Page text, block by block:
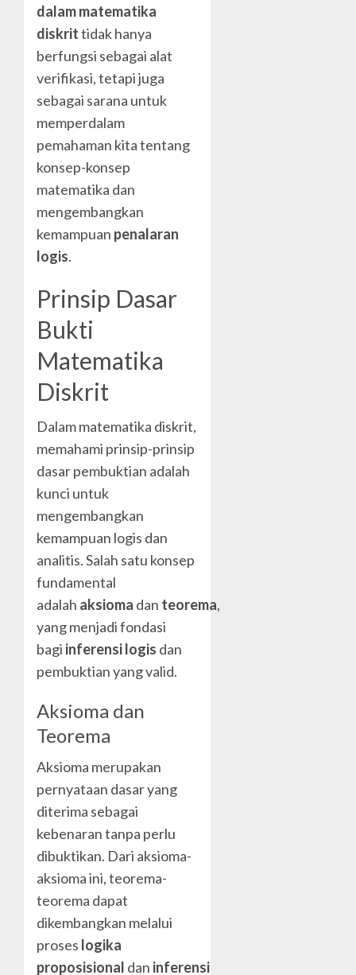
dalam matematika
diskrittidak hanya
berfungsi sebagai alat
verifikasi, tetapi juga
sebagai sarana untuk
memperdalam
pemahaman kita tentang
konsep-konsep
matematika dan
mengembangkan
kemampuan penalaran
logis.
Prinsip Dasar
Bukti
Matematika
Diskrit
Dalam matematika diskrit,
memahami prinsip-prinsip
dasar pembuktian adalah
kunci untuk
mengembangkan
kemampuan logis dan
analitis. Salah satu konsep
fundamental
adalah aksioma dan teorema,
yang menjadi fondasi
bagi inferensi logis dan
pembuktian yang valid.
Aksioma dan
Teorema
Aksioma merupakan
pernyataan dasar yang
diterima sebagai
kebenaran tanpa perlu
dibuktikan. Dari aksioma-
aksioma ini, teorema-
teorema dapat
dikembangkan melalui
proses logika
proposisional dan inferensi